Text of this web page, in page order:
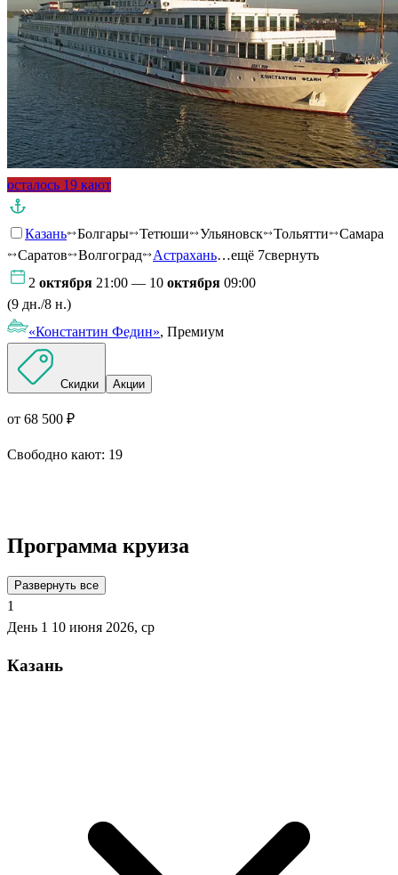
осталось 19 кают
Казань Болгары Тетюши Ульяновск Тольятти
Самара
Саратов
Волгоград Астрахань…ещё 7свернуть
2 октября 21:00 — 10 октября 09:00
(9 дн./8 н.)
«Константин Федин», Премиум
Скидки Акции
от 68 500 ₽
Свободно кают: 19
Программа круиза
Развернуть все
1
День 1 10 июня 2026, ср
Казань